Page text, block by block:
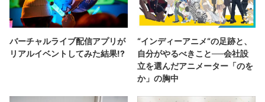
バーチャルライブ配信アプリが
リアルイベントしてみた結果!?
“インディーアニメ“の足跡と、
自分がやるべきこと──会社設
立を選んだアニメーター「のを
か」の胸中